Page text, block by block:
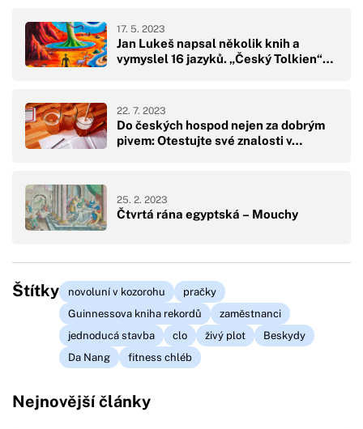
Jan Lukeš napsal několik knih a
vymyslel 16 jazyků. „Český Tolkien“…
17. 5. 2023
Do českých hospod nejen za dobrým
pivem: Otestujte své znalosti v…
22. 7. 2023
Čtvrtá rána egyptská – Mouchy
25. 2. 2023
Štítky novoluní v kozorohu
pračky
Guinnessova kniha rekordů
zaměstnanci
jednoducá stavba
clo živý plot
Beskydy
Da Nang
fitness chléb
Nejnovější články